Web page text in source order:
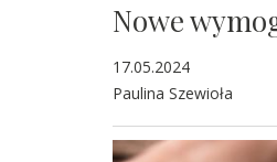
Nowe
17.05.2024
Paulina Szewioła